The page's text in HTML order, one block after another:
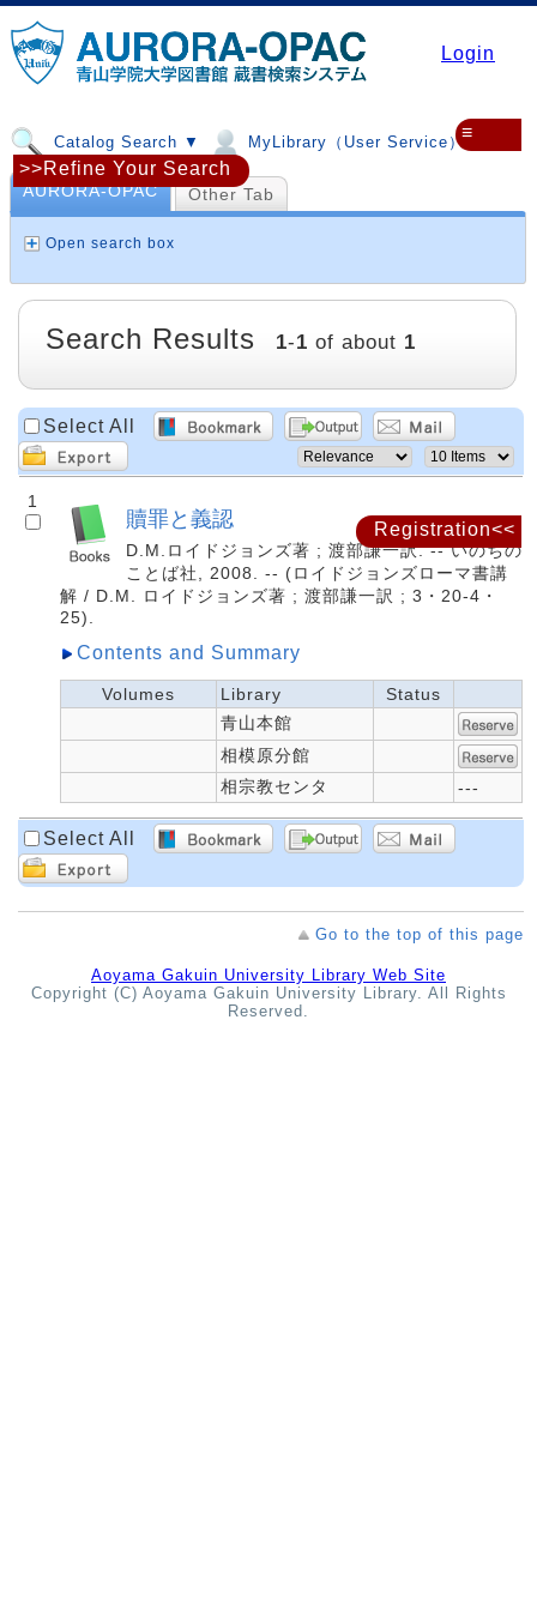
Login
Catalog Search ▼ MyLibrary（User Service）▼
≡
Registration<<
AURORA-OPAC Other Tab
Open search box
>>Refine Your Search
Search Results 1-1 of about 1
Select All
1
贖罪と義認
D.M.ロイドジョンズ著 ; 渡部謙一訳. -- いのちの
ことば社, 2008. -- (ロイドジョンズローマ書講
解 / D.M. ロイドジョンズ著 ; 渡部謙一訳 ; 3・20-4・
25).
Contents and Summary
Volumes Library
Status
青山本館
相模原分館
相宗教センタ
---
Select All
Go to the top of this page
Aoyama Gakuin University Library Web Site
Copyright (C) Aoyama Gakuin University Library. All Rights
Reserved.